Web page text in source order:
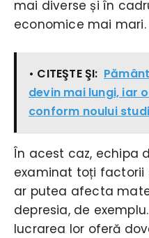
mai diverse și în
economice mai mari.
• CITEŞTE ŞI:
devin mai lungi, iar
conform noului
În acest caz, echipa
examinat toți factorii
ar putea afecta
depresia, de
lucrarea lor oferă